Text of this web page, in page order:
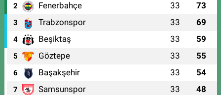
2 Fenerbahçe 33 73
3 Trabzonspor 33 69
4 Beşiktaş 33 59
5 Göztepe 33 55
6 Başakşehir 33 54
7 Samsunspor 33 48